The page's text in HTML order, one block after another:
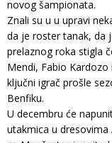
novog šampionata.
Znali su u u upravi
da je roster tanak, da
prelaznog roka stigla
Mendi, Fabio Kardozo
ključni igrač prošle
Benfiku.
U decembru će
utakmica u